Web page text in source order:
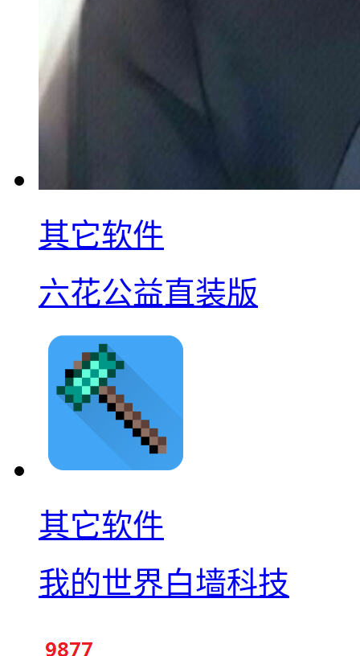
其它软件
六花公益直装版
其它软件
我的世界白墙科技